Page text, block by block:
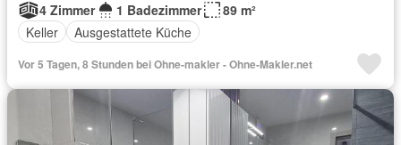
4 Zimmer
1 Badezimmer
89 m²
Keller
Ausgestattete Küche
Vor 5 Tagen, 8 Stunden bei Ohne-makler - Ohne-Makler.net